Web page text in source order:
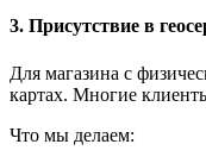
3. Присутствие в
Для магазина с
картах. Многие
Что мы делаем: